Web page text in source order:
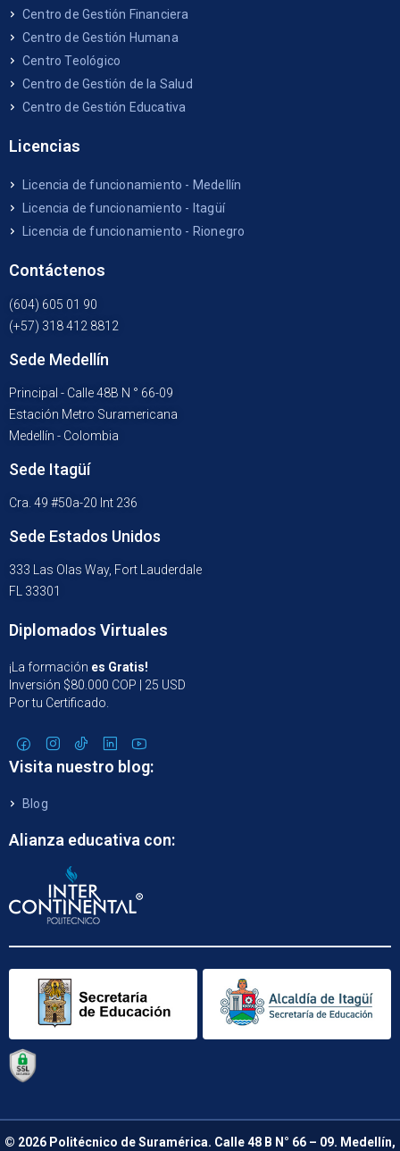
Centro de Gestión Financiera
Centro de Gestión Humana
Centro Teológico
Centro de Gestión de la Salud
Centro de Gestión Educativa
Licencias
Licencia de funcionamiento - Medellín
Licencia de funcionamiento - Itagüí
Licencia de funcionamiento - Rionegro
Contáctenos
(604) 605 01 90
(+57) 318 412 8812
Sede Medellín
Principal - Calle 48B N ° 66-09
Estación Metro Suramericana
Medellín - Colombia
Sede Itagüí
Cra. 49 #50a-20 Int 236
Sede Estados Unidos
333 Las Olas Way, Fort Lauderdale
FL 33301
Diplomados Virtuales
¡La formación es Gratis!
Inversión $80.000 COP | 25 USD
Por tu Certificado.
Visita nuestro blog:
Blog
Alianza educativa con:
© 2026 Politécnico de Suramérica. Calle 48 B N° 66 – 09. Medellín,